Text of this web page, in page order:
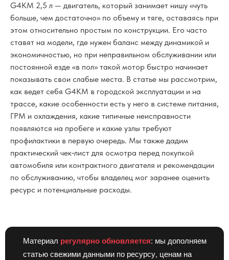
G4KM 2,5 л — двигатель, который занимает нишу «чуть
больше, чем достаточно» по объему и тяге, оставаясь при
этом относительно простым по конструкции. Его часто
ставят на модели, где нужен баланс между динамикой и
экономичностью, но при неправильном обслуживании или
постоянной езде «в пол» такой мотор быстро начинает
показывать свои слабые места. В статье мы рассмотрим,
как ведет себя G4KM в городской эксплуатации и на
трассе, какие особенности есть у него в системе питания,
ГРМ и охлаждения, какие типичные неисправности
появляются на пробеге и какие узлы требуют
профилактики в первую очередь. Мы также дадим
практический чек‑лист для осмотра перед покупкой
автомобиля или контрактного двигателя и рекомендации
по обслуживанию, чтобы владелец мог заранее оценить
ресурс и потенциальные расходы.
Материал регулярно обновляется: мы дополняем
статью свежими данными по ресурсу, ценам на